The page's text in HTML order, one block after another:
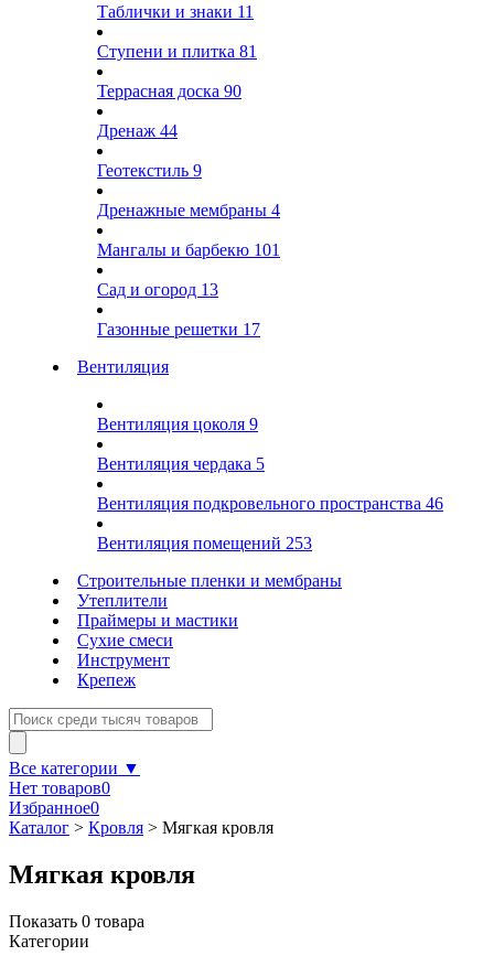
Таблички и знаки 11
Ступени и плитка 81
Террасная доска 90
Дренаж 44
Геотекстиль 9
Дренажные мембраны 4
Мангалы и барбекю 101
Сад и огород 13
Газонные решетки 17
Вентиляция
Вентиляция цоколя 9
Вентиляция чердака 5
Вентиляция подкровельного пространства 46
Вентиляция помещений 253
Строительные пленки и мембраны
Утеплители
Праймеры и мастики
Сухие смеси
Инструмент
Крепеж
Все категории ▼
Нет товаров0
Избранное0
Каталог > Кровля > Мягкая кровля
Мягкая кровля
Показать 0 товара
Категории